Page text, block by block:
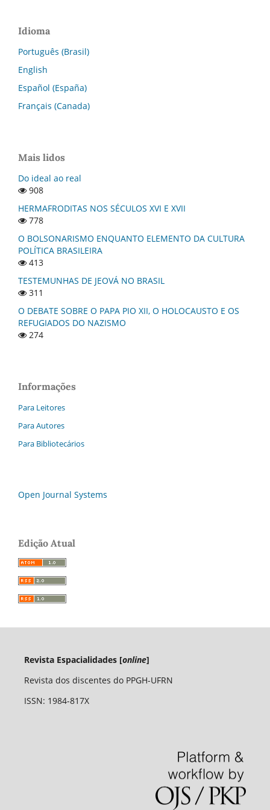
Idioma
Português (Brasil)
English
Español (España)
Français (Canada)
Mais lidos
Do ideal ao real
908
HERMAFRODITAS NOS SÉCULOS XVI E XVII
778
O BOLSONARISMO ENQUANTO ELEMENTO DA CULTURA
POLÍTICA BRASILEIRA
413
TESTEMUNHAS DE JEOVÁ NO BRASIL
311
O DEBATE SOBRE O PAPA PIO XII, O HOLOCAUSTO E OS
REFUGIADOS DO NAZISMO
274
Informações
Para Leitores
Para Autores
Para Bibliotecários
Open Journal Systems
Edição Atual
Revista Espacialidades [online]
Revista dos discentes do PPGH-UFRN
ISSN: 1984-817X